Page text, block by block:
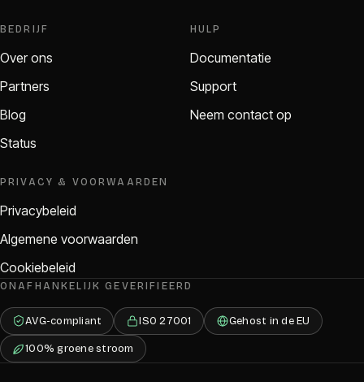
BEDRIJF
Over ons
Partners
Blog
Status
HULP
Documentatie
Support
Neem contact op
PRIVACY & VOORWAARDEN
Privacybeleid
Algemene voorwaarden
Cookiebeleid
ONAFHANKELIJK GEVERIFIEERD
AVG-compliant ISO 27001 Gehost in de EU
100% groene stroom